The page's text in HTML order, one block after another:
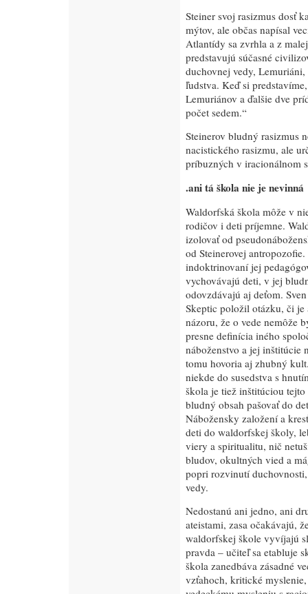
Steiner svoj rasizmus dosť
mýtov, ale občas napísal
Atlantídy sa zvrhla a z
predstavujú súčasné
duchovnej vedy,
ľudstva. Keď si
Lemuriánov a ďalšie dve
počet sedem.“
Steinerov bludný rasizmus
nacistického rasizmu, ale
príbuzných v iracionálnom
.ani tá škola nie je nevinná
Waldorfská škola môže v
rodičov i deti príjemne.
izolovať od
od Steinerovej
indoktrinovaní jej
vychovávajú deti, v jej
odovzdávajú aj deťom.
Skeptic položil otázku, či
názoru, že o vede nemôže
presne definícia iného
náboženstvo a jej inštitúcie
tomu hovoria aj zhubný
niekde do susedstva s
škola je tiež inštitúciou
bludný obsah pašovať do
Nábožensky založení a
deti do waldorfskej školy,
viery a spiritualitu, nič
bludov, okultných vied a
popri rozvinutí
vedy.
Nedostanú ani jedno, ani
ateistami, zasa očakávajú,
waldorfskej škole vyvíjajú
pravda – učiteľ sa etabluje
škola zanedbáva zásadné
vzťahoch, kritické